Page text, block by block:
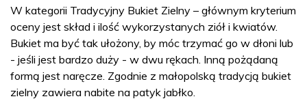
W kategorii Tradycyjny Bukiet Zielny – głównym kryterium
oceny jest skład i ilość wykorzystanych ziół i kwiatów.
Bukiet ma być tak ułożony, by móc trzymać go w dłoni lub
- jeśli jest bardzo duży - w dwu rękach. Inną pożądaną
formą jest naręcze. Zgodnie z małopolską tradycją bukiet
zielny zawiera nabite na patyk jabłko.